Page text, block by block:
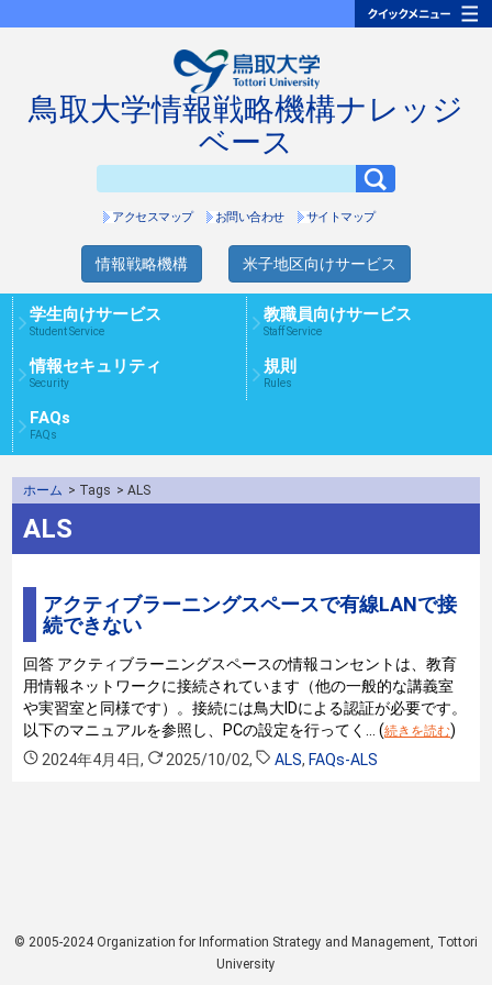
鳥取大学情報戦略機構ナレッジ
ベース
アクセスマップ お問い合わせ サイトマップ
情報戦略機構 米子地区向けサービス
学生向けサービス
Student Service
教職員向けサービス
Staff Service
情報セキュリティ
Security
規則
Rules
FAQs
FAQs
ホーム > Tags > ALS
ALS
アクティブラーニングスペースで有線LANで接
続できない
回答 アクティブラーニングスペースの情報コンセントは、教育
用情報ネットワークに接続されています（他の一般的な講義室
や実習室と同様です）。接続には鳥大IDによる認証が必要です。
以下のマニュアルを参照し、PCの設定を行ってく… (続きを読む)
2024年4月4日, 2025/10/02, ALS, FAQs-ALS
© 2005-2024 Organization for Information Strategy and Management, Tottori
University